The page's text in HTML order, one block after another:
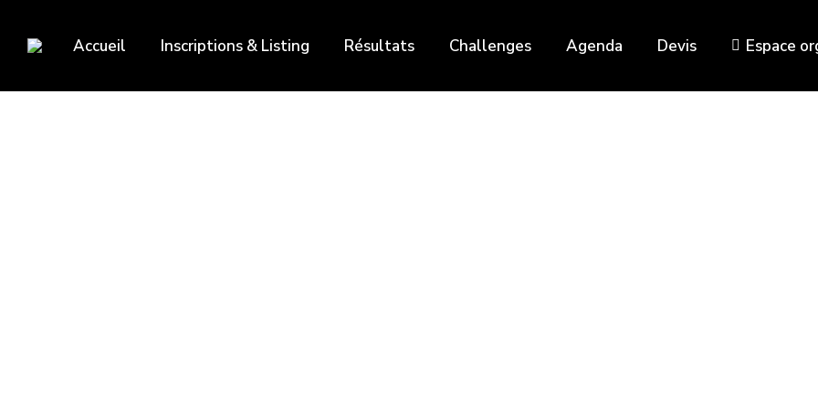
Accueil Inscriptions & Listing Résultats Challenges Agenda Devis Espace